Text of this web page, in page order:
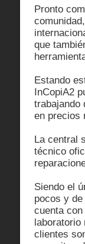
Pronto
que
Estando
InCopiA2
trabajando
en precios
La central
técnico
Siendo el
pocos y
cuenta
laboratorio
clientes